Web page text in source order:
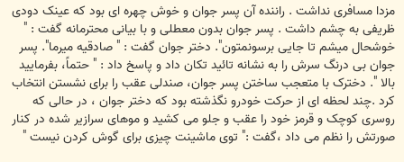
مزدا مسافری نداشت . راننده آن پسر جوان و خوش چهره ای بود که عینک دودی
ظریفی به چشم داشت . پسر جوان بدون معطلی و با بیانی محترمانه گفت : "
خوشحال میشم تا جایی برسونمتون". دختر جوان گفت : " صادقیه میرما". پسر
جوان بی درنگ سرش را به نشانه تائید تکان داد و پاسخ داد : " حتماً، بفرمایید
بالا ". دخترک با متعجب ساختن پسر جوان، صندلی عقب را برای نشستن انتخاب
کرد .چند لحظه ای از حرکت خودرو نگذشته بود که دختر جوان ، در حالی که
روسری کوچک و قرمز خود را عقب و جلو می کشید و موهای سرازیر شده در کنار
صورتش را نظم می داد ،گفت :" توی ماشینت چیزی برای گوش کردن نیست "